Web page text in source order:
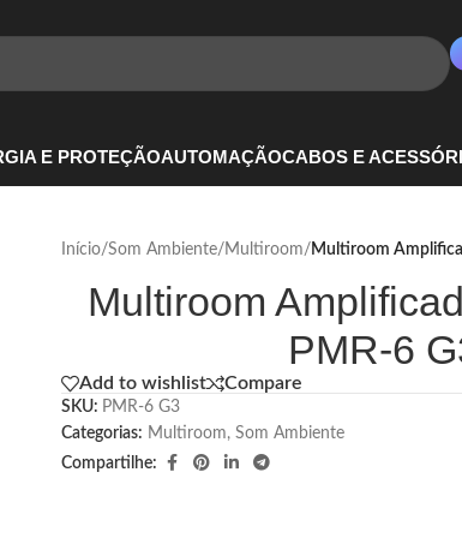
E PROTEÇÃOAUTOMAÇÃOCABOS E
Início/Som Ambiente/ Multiroom/ Multiroom
Multiroom
PMR-6
Add to wishlist Compare
SKU: PMR-6 G3
Categorias: Multiroom, Som Ambiente
Compartilhe: